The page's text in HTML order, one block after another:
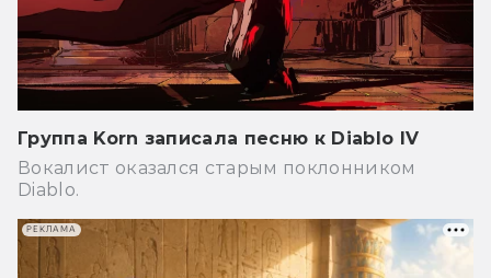
Группа Korn записала песню к Diablo IV
Вокалист оказался старым поклонником
Diablo.
РЕКЛАМА